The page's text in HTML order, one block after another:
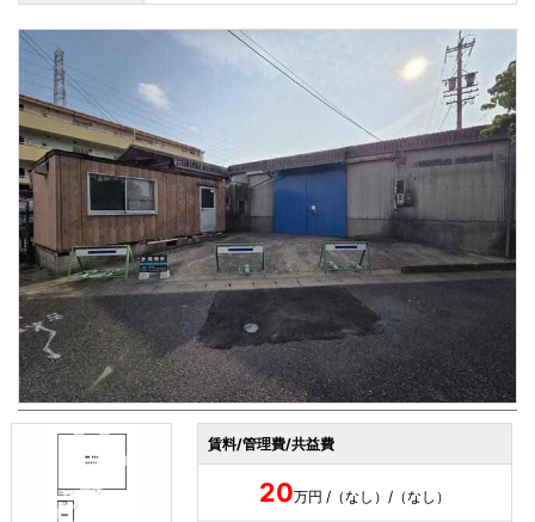
賃料/管理費/共益費
20万円 /（なし）/（なし）